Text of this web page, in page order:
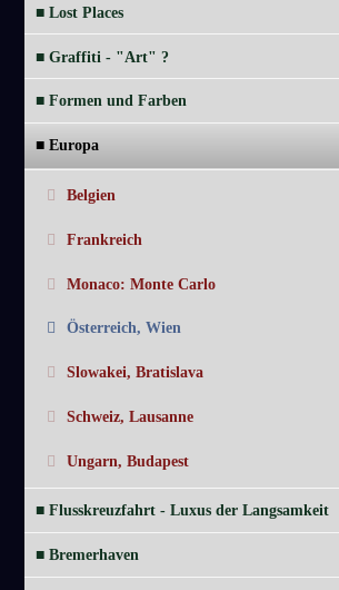
■ Lost Places
■ Graffiti - "Art" ?
■ Formen und Farben
■ Europa
Belgien
Frankreich
Monaco: Monte Carlo
Österreich, Wien
Slowakei, Bratislava
Schweiz, Lausanne
Ungarn, Budapest
■ Flusskreuzfahrt - Luxus der Langsamkeit
■ Bremerhaven